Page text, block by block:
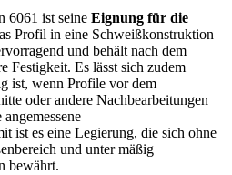
6061 ist seine Eignung für die
Profil in eine Schweißkonstruktion
und behält nach dem
Festigkeit. Es lässt sich zudem
ist, wenn Profile vor dem
oder andere Nachbearbeitungen
ist es eine Legierung, die sich ohne
und unter mäßig
bewährt.